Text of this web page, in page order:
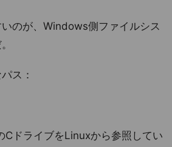
のが、Windows側ファイルシス
ス：
CドライブをLinuxから参照してい